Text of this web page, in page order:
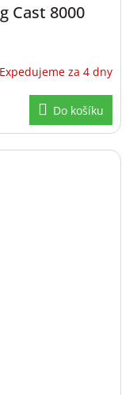
Cast 8000
Expedujeme za 4 dny
Do košíku